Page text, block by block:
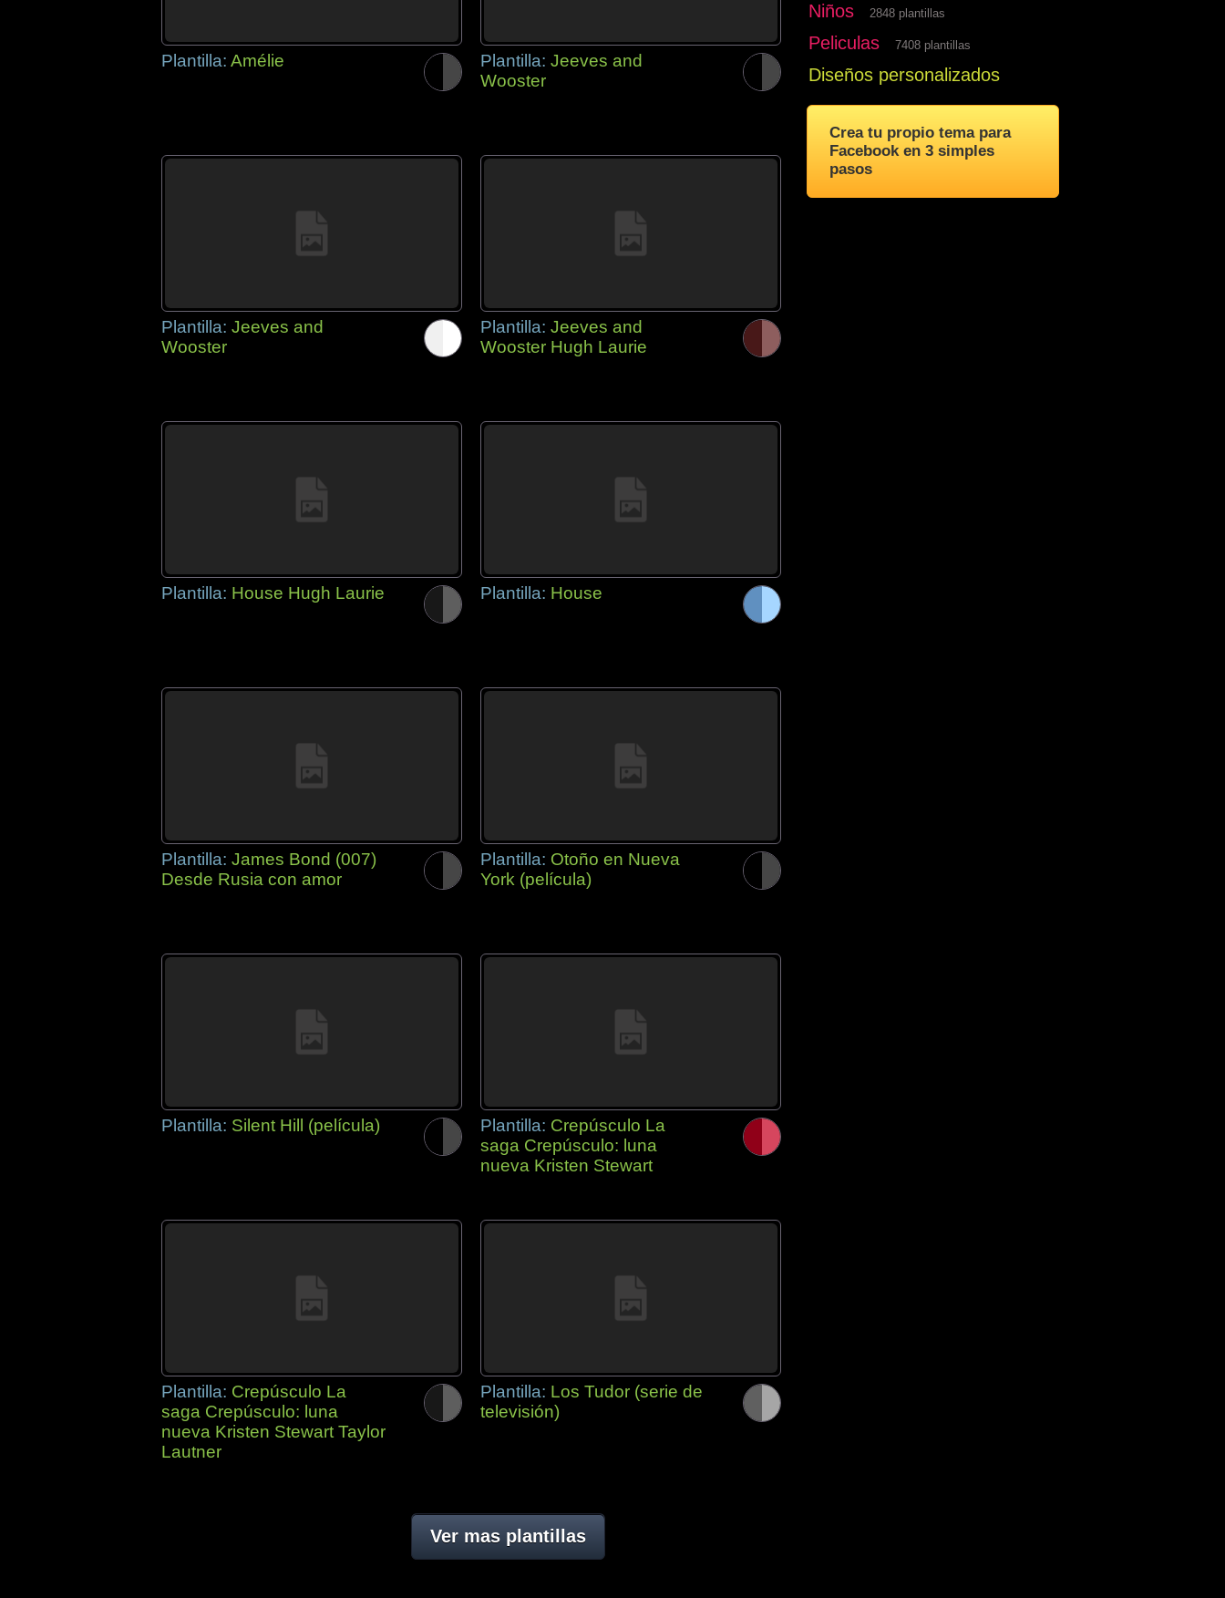
Plantilla: Amélie Plantilla: Jeeves and
Wooster
Plantilla: Jeeves and
Wooster
Plantilla: Jeeves and
Wooster Hugh Laurie
Plantilla: House Hugh Laurie Plantilla: House
Plantilla: James Bond (007)
Desde Rusia con amor
Plantilla: Otoño en Nueva
York (película)
Plantilla: Silent Hill (película) Plantilla: Crepúsculo La
saga Crepúsculo: luna
nueva Kristen Stewart
Plantilla: Crepúsculo La
saga Crepúsculo: luna
nueva Kristen Stewart Taylor
Lautner
Plantilla: Los Tudor (serie de
televisión)
Ver mas plantillas
Niños 2848 plantillas
Peliculas 7408 plantillas
Diseños personalizados
Crea tu propio tema para
Facebook en 3 simples
pasos